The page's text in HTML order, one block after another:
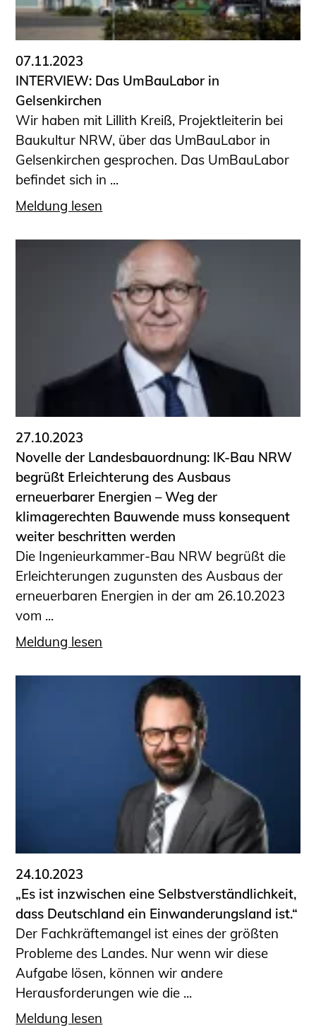
07.11.2023
INTERVIEW: Das UmBauLabor in
Gelsenkirchen
Wir haben mit Lillith Kreiß, Projektleiterin bei
Baukultur NRW, über das UmBauLabor in
Gelsenkirchen gesprochen. Das UmBauLabor
befindet sich in ...
Meldung lesen
27.10.2023
Novelle der Landesbauordnung: IK-Bau NRW
begrüßt Erleichterung des Ausbaus
erneuerbarer Energien – Weg der
klimagerechten Bauwende muss konsequent
weiter beschritten werden
Die Ingenieurkammer-Bau NRW begrüßt die
Erleichterungen zugunsten des Ausbaus der
erneuerbaren Energien in der am 26.10.2023
vom ...
Meldung lesen
24.10.2023
„Es ist inzwischen eine Selbstverständlichkeit,
dass Deutschland ein Einwanderungsland ist.“
Der Fachkräftemangel ist eines der größten
Probleme des Landes. Nur wenn wir diese
Aufgabe lösen, können wir andere
Herausforderungen wie die ...
Meldung lesen